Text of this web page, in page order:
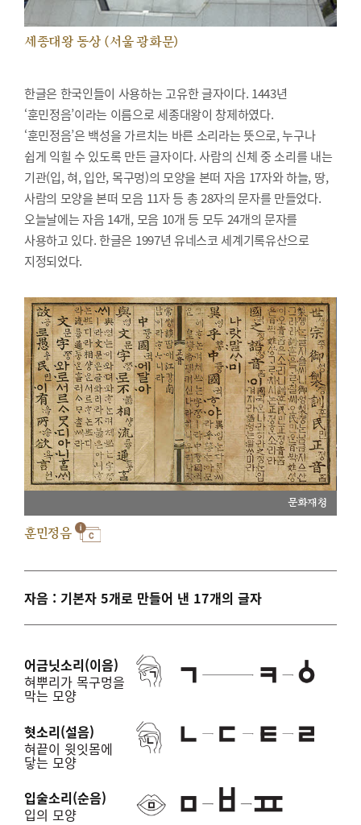
세종대왕 동상 (서울 광화문)
한글은 한국인들이 사용하는 고유한 글자이다. 1443년
‘훈민정음’이라는 이름으로 세종대왕이 창제하였다.
‘훈민정음’은 백성을 가르치는 바른 소리라는 뜻으로, 누구나
쉽게 익힐 수 있도록 만든 글자이다. 사람의 신체 중 소리를 내는
기관(입, 혀, 입안, 목구멍)의 모양을 본떠 자음 17자와 하늘, 땅,
사람의 모양을 본떠 모음 11자 등 총 28자의 문자를 만들었다.
오늘날에는 자음 14개, 모음 10개 등 모두 24개의 문자를
사용하고 있다. 한글은 1997년 유네스코 세계기록유산으로
지정되었다.
문화재청
훈민정음
자음 : 기본자 5개로 만들어 낸 17개의 글자
어금닛소리(이음)
혀뿌리가 목구멍을
막는 모양
혓소리(설음)
혀끝이 윗잇몸에
닿는 모양
입술소리(순음)
입의 모양